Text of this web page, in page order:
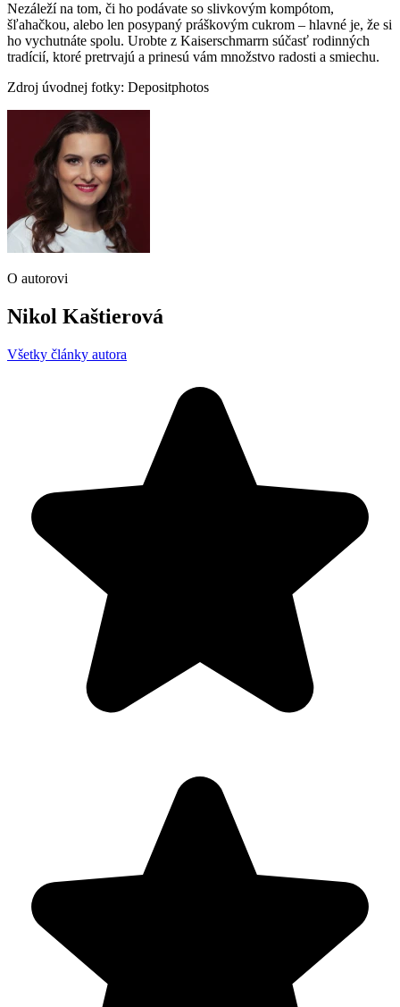
Nezáleží na tom, či ho podávate so slivkovým kompótom,
šľahačkou, alebo len posypaný práškovým cukrom – hlavné je, že si
ho vychutnáte spolu. Urobte z Kaiserschmarrn súčasť rodinných
tradícií, ktoré pretrvajú a prinesú vám množstvo radosti a smiechu.
Zdroj úvodnej fotky: Depositphotos
O autorovi
Nikol Kaštierová
Všetky články autora